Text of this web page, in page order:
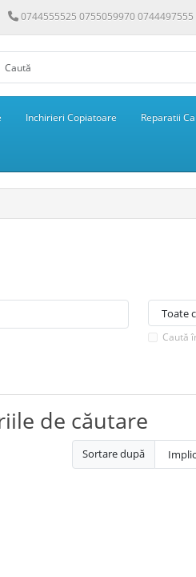
0744555525 0755059970 0744497555
Inchirieri Copiatoare Reparatii
Caută
de căutare
Sortare după